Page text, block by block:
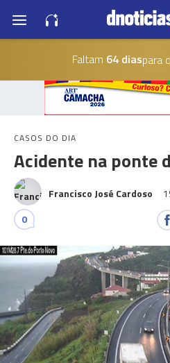
Faltam 64 diaspara
CASOS DO DIA
Acidente na ponte
Francisco José Cardoso
0